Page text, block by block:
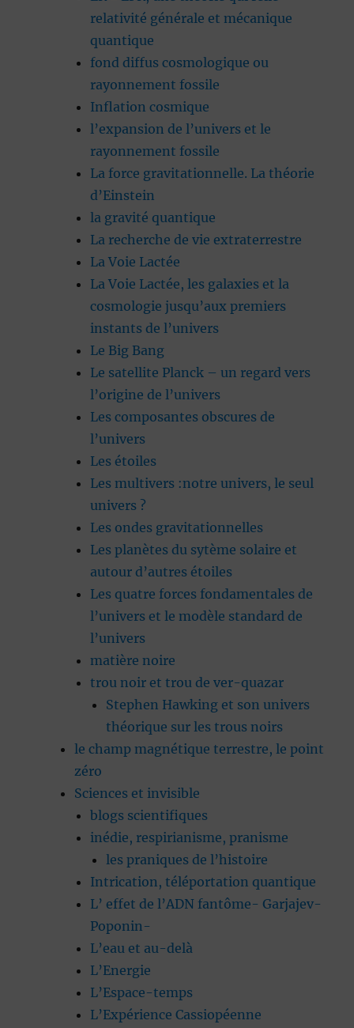
relativité générale et mécanique
quantique
fond diffus cosmologique ou
rayonnement fossile
Inflation cosmique
l’expansion de l’univers et le
rayonnement fossile
La force gravitationnelle. La théorie
d’Einstein
la gravité quantique
La recherche de vie extraterrestre
La Voie Lactée
La Voie Lactée, les galaxies et la
cosmologie jusqu’aux premiers
instants de l’univers
Le Big Bang
Le satellite Planck – un regard vers
l’origine de l’univers
Les composantes obscures de
l’univers
Les étoiles
Les multivers :notre univers, le seul
univers ?
Les ondes gravitationnelles
Les planètes du sytème solaire et
autour d’autres étoiles
Les quatre forces fondamentales de
l’univers et le modèle standard de
l’univers
matière noire
trou noir et trou de ver-quazar
Stephen Hawking et son univers
théorique sur les trous noirs
le champ magnétique terrestre, le point
zéro
Sciences et invisible
blogs scientifiques
inédie, respirianisme, pranisme
les praniques de l’histoire
Intrication, téléportation quantique
L’ effet de l’ADN fantôme- Garjajev-
Poponin-
L’eau et au-delà
L’Energie
L’Espace-temps
L’Expérience Cassiopéenne